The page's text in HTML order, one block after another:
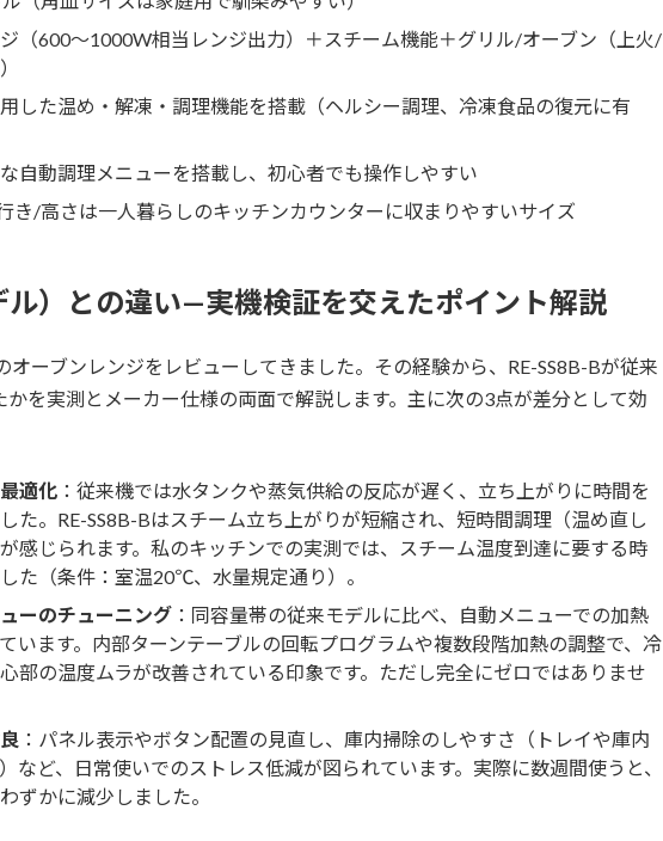
（600～1000W相当レンジ出力）＋スチーム機能＋グリル/オーブン（上火/
した温め・解凍・調理機能を搭載（ヘルシー調理、冷凍食品の復元に有
自動調理メニューを搭載し、初心者でも操作しやすい
き/高さは一人暮らしのキッチンカウンターに収まりやすいサイズ
ル）との違い—実機検証を交えたポイント解説
オーブンレンジをレビューしてきました。その経験から、RE-SS8B-Bが従来
を実測とメーカー仕様の両面で解説します。主に次の3点が差分として効
適化 ：従来機では水タンクや蒸気供給の反応が遅く、立ち上がりに時間を
た。RE-SS8B-Bはスチーム立ち上がりが短縮され、短時間調理（温め直し
感じられます。私のキッチンでの実測では、スチーム温度到達に要する時
た（条件：室温20℃、水量規定通り）。
ーのチューニング ：同容量帯の従来モデルに比べ、自動メニューでの加熱
います。内部ターンテーブルの回転プログラムや複数段階加熱の調整で、冷
部の温度ムラが改善されている印象です。ただし完全にゼロではありませ
：パネル表示やボタン配置の見直し、庫内掃除のしやすさ（トレイや庫内
など、日常使いでのストレス低減が図られています。実際に数週間使うと、
ずかに減少しました。